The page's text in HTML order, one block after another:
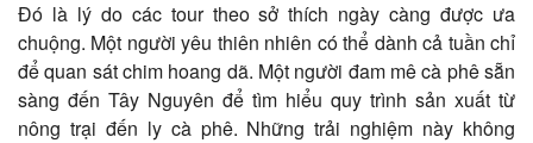
Đó là lý do các tour theo sở thích ngày càng được ưa
chuộng. Một người yêu thiên nhiên có thể dành cả tuần chỉ
để quan sát chim hoang dã. Một người đam mê cà phê sẵn
sàng đến Tây Nguyên để tìm hiểu quy trình sản xuất từ
nông trại đến ly cà phê. Những trải nghiệm này không